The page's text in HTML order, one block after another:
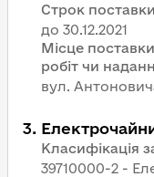
Строк поставки
Місце
робіт чи
вул.
3.
Класифікація
39710000-2 -